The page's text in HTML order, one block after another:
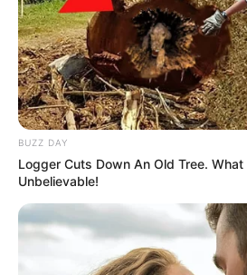
BUZZ DAY
Logger Cuts Down An Old Tree. What
Unbelievable!